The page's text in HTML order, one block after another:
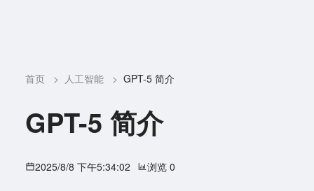
首页 > 人工智能 > GPT-5 简介
GPT-5 简介
2025/8/8 下午5:34:02 浏览 0